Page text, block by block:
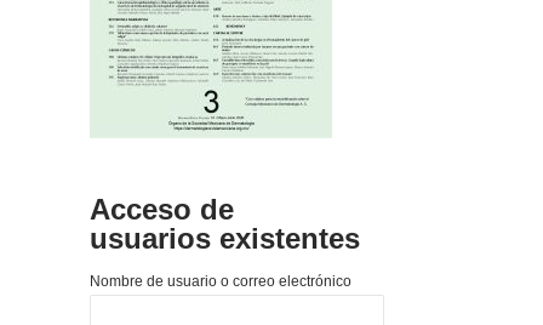
Acceso de
usuarios existentes
Nombre de usuario o correo electrónico